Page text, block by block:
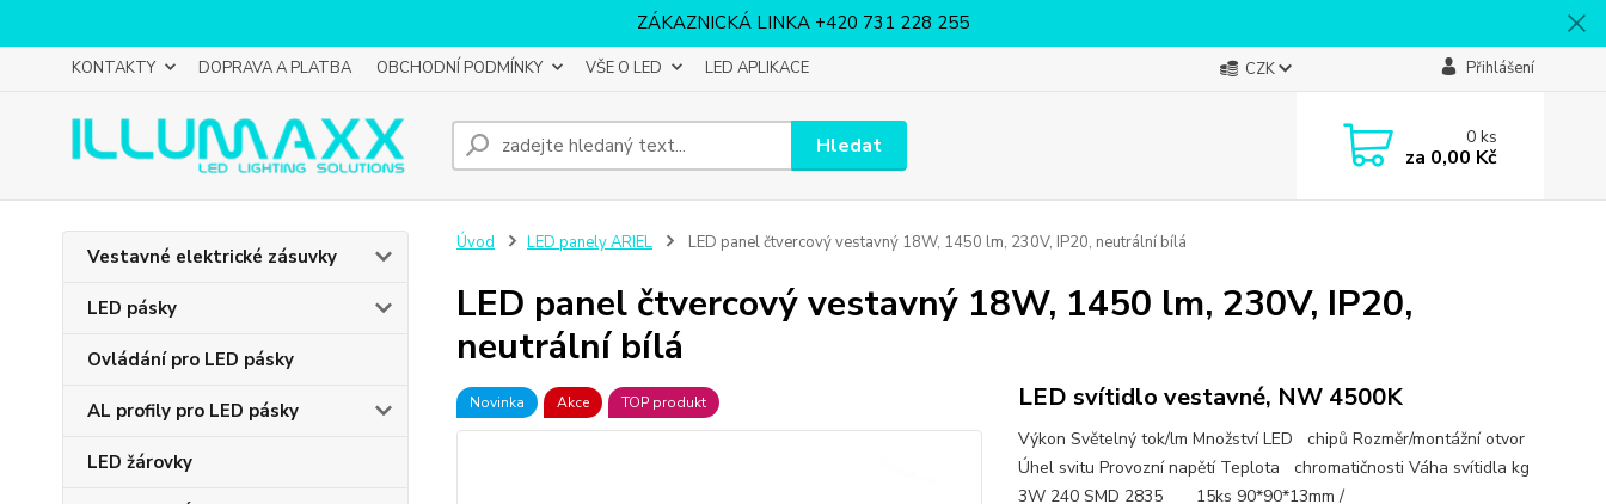
ZÁKAZNICKÁ LINKA +420 731 228 255
KONTAKTY DOPRAVA A PLATBA OBCHODNÍ PODMÍNKY VŠE O LED LED APLIKACE CZK Přihlášení
Hledat 0ks
za 0,00 Kč
Vestavné elektrické zásuvky
LED pásky
Ovládání pro LED pásky
AL profily pro LED pásky
LED žárovky
Úvod LED panely ARIEL LED panel čtvercový vestavný 18W, 1450 lm, 230V, IP20, neutrální bílá
LED panel čtvercový vestavný 18W, 1450 lm, 230V, IP20,
neutrální bílá
Novinka Akce TOP produkt LED svítidlo vestavné, NW 4500K
Výkon Světelný tok/lm Množství LED chipů Rozměr/montážní otvor
Úhel svitu Provozní napětí Teplota chromatičnosti Váha svítidla kg
3W 240 SMD 2835 15ks 90*90*13mm /